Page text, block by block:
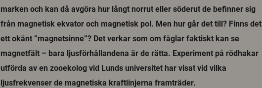
marken och kan då avgöra hur långt norrut eller söderut de befinner sig
från magnetisk ekvator och magnetisk pol. Men hur går det till? Finns det
ett okänt ”magnetsinne”? Det verkar som om fåglar faktiskt kan se
magnetfält – bara ljusförhållandena är de rätta. Experiment på rödhakar
utförda av en zooekolog vid Lunds universitet har visat vid vilka
ljusfrekvenser de magnetiska kraftlinjerna framträder.